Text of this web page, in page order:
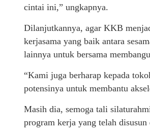
cintai ini,” ungkapnya.
Dilanjutkannya, agar KKB
kerjasama yang baik antara
lainnya untuk bersama
“Kami juga berharap kepada
potensinya untuk membantu
Masih dia, semoga tali
program kerja yang telah